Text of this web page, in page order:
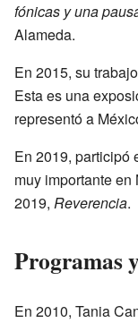
fónicas y una
Alameda.
En 2015, su
Esta es una
representó a
En 2019, participó
muy importante
2019, Reverencia.
Programas
En 2010, Tania